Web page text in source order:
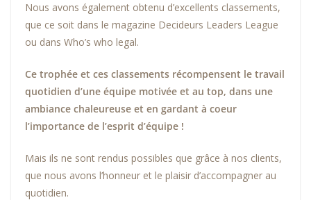
Nous avons également obtenu d’excellents classements,
que ce soit dans le magazine Decideurs Leaders League
ou dans Who’s who legal.
Ce trophée et ces classements récompensent le travail
quotidien d’une équipe motivée et au top, dans une
ambiance chaleureuse et en gardant à coeur
l’importance de l’esprit d’équipe !
Mais ils ne sont rendus possibles que grâce à nos clients,
que nous avons l’honneur et le plaisir d’accompagner au
quotidien.